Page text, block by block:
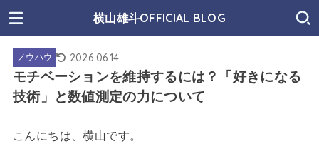
横山雄斗OFFICIAL BLOG
ノウハウ 2026.06.14
モチベーションを維持するには？「好きになる
技術」と数値測定の力について
こんにちは、横山です。